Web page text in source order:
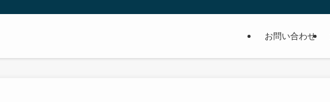
お問い合わせ